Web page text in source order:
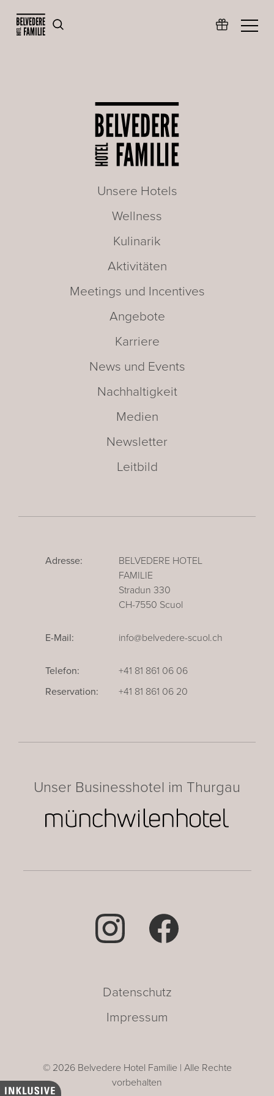
Unsere Hotels
Wellness
Kulinarik
Aktivitäten
Meetings und Incentives
Angebote
Karriere
News und Events
Nachhaltigkeit
Medien
Newsletter
Leitbild
Adresse:
BELVEDERE HOTEL
FAMILIE
Stradun 330
CH-7550 Scuol
E-Mail: info@belvedere-scuol.ch
Telefon:
+41 81 861 06 06
Reservation:
+41 81 861 06 20
Unser Businesshotel im Thurgau
© 2026 Belvedere Hotel Familie | Alle Rechte
vorbehalten
Datenschutz
Impressum